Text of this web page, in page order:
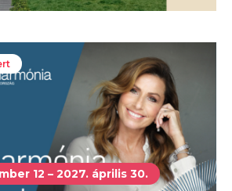
12 – 2027. április 30.